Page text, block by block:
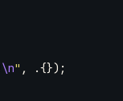
\n" ,
.{});